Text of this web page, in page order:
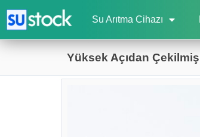
Su Arıtma Cihazı
Yüksek Açıdan